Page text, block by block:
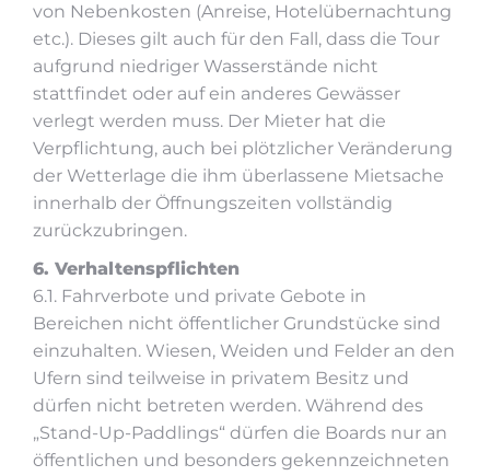
von Nebenkosten (Anreise, Hotelübernachtung
etc.). Dieses gilt auch für den Fall, dass die Tour
aufgrund niedriger Wasserstände nicht
stattfindet oder auf ein anderes Gewässer
verlegt werden muss. Der Mieter hat die
Verpflichtung, auch bei plötzlicher Veränderung
der Wetterlage die ihm überlassene Mietsache
innerhalb der Öffnungszeiten vollständig
zurückzubringen.
6. Verhaltenspflichten
6.1. Fahrverbote und private Gebote in
Bereichen nicht öffentlicher Grundstücke sind
einzuhalten. Wiesen, Weiden und Felder an den
Ufern sind teilweise in privatem Besitz und
dürfen nicht betreten werden. Während des
„Stand-Up-Paddlings“ dürfen die Boards nur an
öffentlichen und besonders gekennzeichneten